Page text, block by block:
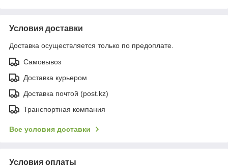
Условия доставки
Доставка осуществляется только по предоплате.
Самовывоз
Доставка курьером
Доставка почтой (post.kz)
Транспортная компания
Все условия доставки
Условия оплаты